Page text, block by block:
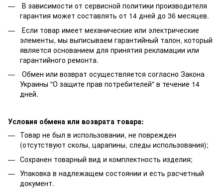
В зависимости от сервисной политики производителя
гарантия может составлять от 14 дней до 36 месяцев.
Если товар имеет механические или электрические
элементы, мы выписываем гарантийный талон, который
является основанием для принятия рекламации или
гарантийного ремонта.
Обмен или возврат осуществляется согласно Закона
Украины "О защите прав потребителей" в течение 14
дней.
Условия обмена или возврата товара:
Товар не был в использовании, не поврежден
(отсутствуют сколы, царапины, следы использования);
Сохранен товарный вид и комплектность изделия;
Упаковка в надлежащем состоянии и есть расчетный
документ.